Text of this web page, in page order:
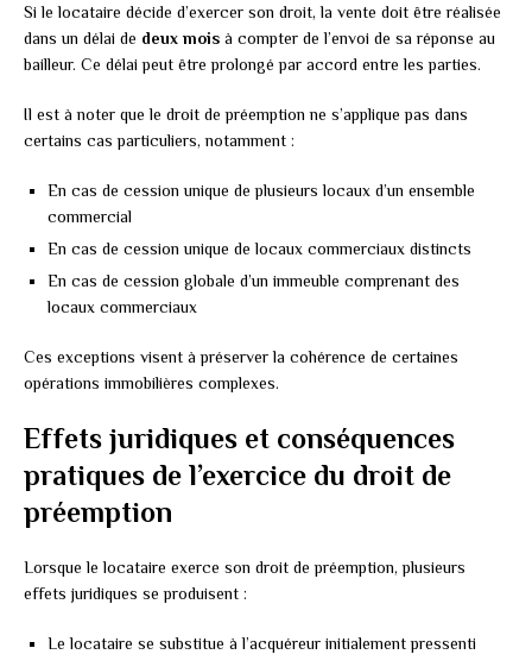
Si le locataire décide d’exercer son droit, la vente doit être réalisée
dans un délai de deux mois à compter de l’envoi de sa réponse au
bailleur. Ce délai peut être prolongé par accord entre les parties.
Il est à noter que le droit de préemption ne s’applique pas dans
certains cas particuliers, notamment :
En cas de cession unique de plusieurs locaux d’un ensemble
commercial
En cas de cession unique de locaux commerciaux distincts
En cas de cession globale d’un immeuble comprenant des
locaux commerciaux
Ces exceptions visent à préserver la cohérence de certaines
opérations immobilières complexes.
Effets juridiques et conséquences
pratiques de l’exercice du droit de
préemption
Lorsque le locataire exerce son droit de préemption, plusieurs
effets juridiques se produisent :
Le locataire se substitue à l’acquéreur initialement pressenti